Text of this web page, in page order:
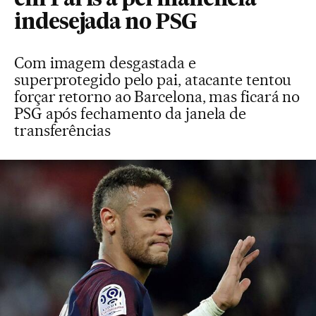
indesejada no PSG
Com imagem desgastada e
superprotegido pelo pai, atacante tentou
forçar retorno ao Barcelona, mas ficará no
PSG após fechamento da janela de
transferências